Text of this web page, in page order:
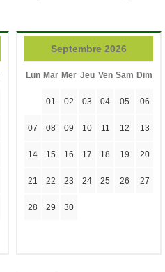
Septembre 2026
Lun Mar Mer Jeu Ven Sam Dim
01 02 03 04 05 06
07 08 09 10 11 12 13
14 15 16 17 18 19 20
21 22 23 24 25 26 27
28 29 30